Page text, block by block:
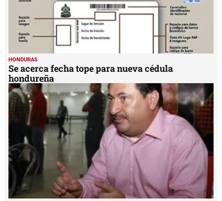
HONDURAS
Se acerca fecha tope para nueva cédula
hondureña